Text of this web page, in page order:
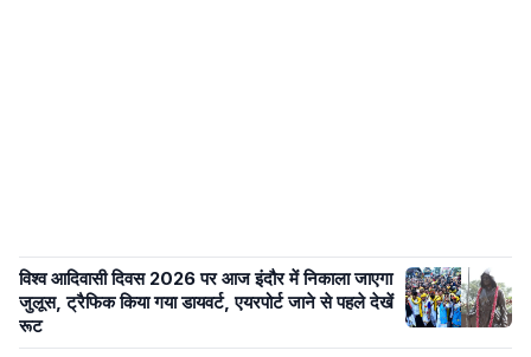
विश्व आदिवासी दिवस 2026 पर आज इंदौर में निकाला जाएगा
जुलूस, ट्रैफिक किया गया डायवर्ट, एयरपोर्ट जाने से पहले देखें
रूट